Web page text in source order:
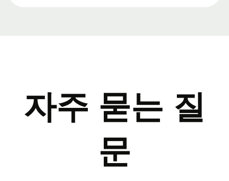
자주 묻는 질
문